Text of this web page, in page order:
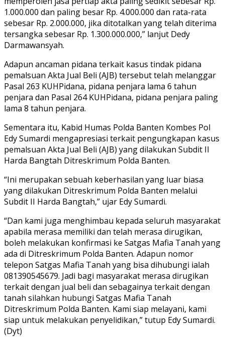
1.000.000 dan paling besar Rp. 4.000.000 dan rata-rata
sebesar Rp. 2.000.000, jika ditotalkan yang telah diterima
tersangka sebesar Rp. 1.300.000.000,” lanjut Dedy
Darmawansyah.
Adapun ancaman pidana terkait kasus tindak pidana
pemalsuan Akta Jual Beli (AJB) tersebut telah melanggar
Pasal 263 KUHPidana, pidana penjara lama 6 tahun
penjara dan Pasal 264 KUHPidana, pidana penjara paling
lama 8 tahun penjara.
Sementara itu, Kabid Humas Polda Banten Kombes Pol
Edy Sumardi mengapresiasi terkait pengungkapan kasus
pemalsuan Akta Jual Beli (AJB) yang dilakukan Subdit II
Harda Bangtah Ditreskrimum Polda Banten.
“Ini merupakan sebuah keberhasilan yang luar biasa
yang dilakukan Ditreskrimum Polda Banten melalui
Subdit II Harda Bangtah,” ujar Edy Sumardi.
“Dan kami juga menghimbau kepada seluruh masyarakat
apabila merasa memiliki dan telah merasa dirugikan,
boleh melakukan konfirmasi ke Satgas Mafia Tanah yang
ada di Ditreskrimum Polda Banten. Adapun nomor
telepon Satgas Mafia Tanah yang bisa dihubungi ialah
081390545679. Jadi bagi masyarakat merasa dirugikan
terkait dengan jual beli dan sebagainya terkait dengan
tanah silahkan hubungi Satgas Mafia Tanah
Ditreskrimum Polda Banten. Kami siap melayani, kami
siap untuk melakukan penyelidikan,” tutup Edy Sumardi.
(Dyt)